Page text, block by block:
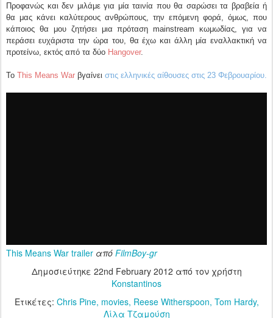
Προφανώς και δεν μιλάμε για μία ταινία που θα σαρώσει τα βραβεία ή
θα μας κάνει καλύτερους ανθρώπους, την επόμενη φορά, όμως, που
κάποιος θα μου ζητήσει μια πρόταση mainstream κωμωδίας, για να
περάσει ευχάριστα την ώρα του, θα έχω και άλλη μία εναλλακτική να
προτείνω, εκτός από τα δύο Hangover.
Το This Means War βγαίνει στις ελληνικές αίθουσες στις 23 Φεβρουαρίου.
This Means War trailer από FilmBoy-gr
Δημοσιεύτηκε 22nd February 2012 από τον χρήστη
Konstantinos
Ετικέτες: Chris Pine movies Reese Witherspoon Tom Hardy
Λίλα Τζαμούση